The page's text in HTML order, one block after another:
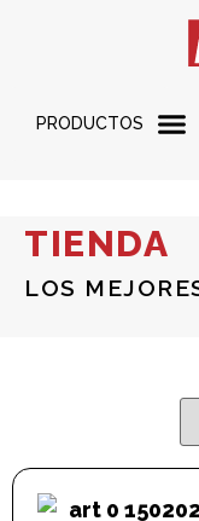
PRODUCTOS
TIENDA
LOS